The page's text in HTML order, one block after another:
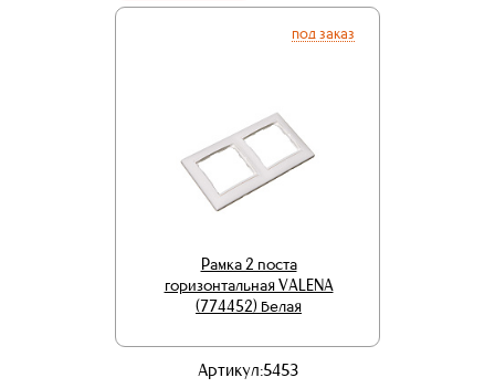
под заказ
Рамка 2 поста
горизонтальная VALENA
(774452) белая
Артикул:5453